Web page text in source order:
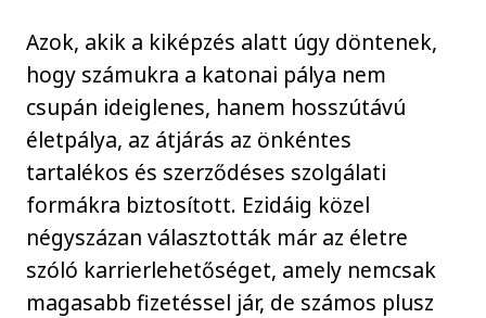
Azok, akik a kiképzés alatt úgy döntenek,
hogy számukra a katonai pálya nem
csupán ideiglenes, hanem hosszútávú
életpálya, az átjárás az önkéntes
tartalékos és szerződéses szolgálati
formákra biztosított. Ezidáig közel
négyszázan választották már az életre
szóló karrierlehetőséget, amely nemcsak
magasabb fizetéssel jár, de számos plusz